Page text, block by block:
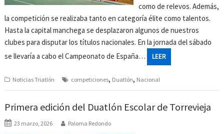
como de relevos. Además,
la competición se realizaba tanto en categoría élite como talentos.
Hasta la capital manchega se desplazaron algunos de nuestros
clubes para disputar los títulos nacionales. En la jornada del sábado
se llevaría a cabo el Campeonato de España…
LEER
Noticias Triatlón competiciones, Duatlón, Nacional
Primera edición del Duatlón Escolar de Torrevieja
23 marzo, 2026 Paloma Redondo